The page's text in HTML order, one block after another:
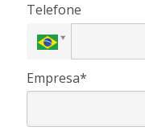
Telefone
Empresa*